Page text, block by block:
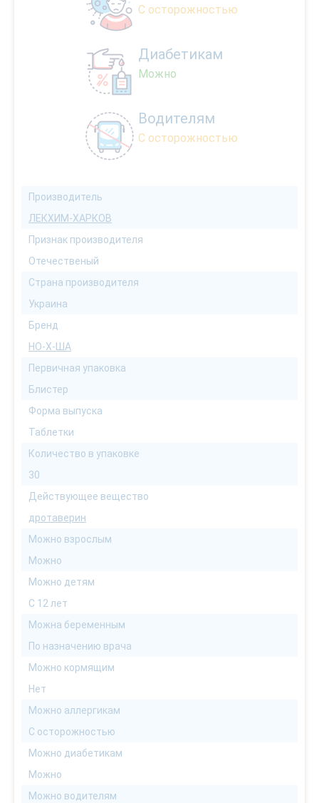
С осторожностью
Диабетикам
Можно
Водителям
С осторожностью
Производитель
ЛЕКХИМ-ХАРКОВ
Признак производителя
Отечественый
Страна производителя
Украина
Бренд
НО-Х-ША
Первичная упаковка
Блистер
Форма выпуска
Таблетки
Количество в упаковке
30
Действующее вещество
дротаверин
Можно взрослым
Можно
Можно детям
С 12 лет
Можна беременным
По назначению врача
Можно кормящим
Нет
Можно аллергикам
С осторожностью
Можно диабетикам
Можно
Можно водителям